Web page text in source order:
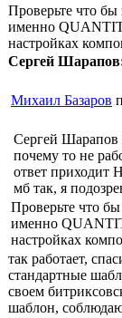
Проверьте что бы
именно
настройках
Сергей
Михаил Базаров
Сергей Шарапов
почему то не
ответ приходит
мб так, я
Проверьте что
именно
настройках
так работает,
стандартные
своем
шаблон, соблюдаю